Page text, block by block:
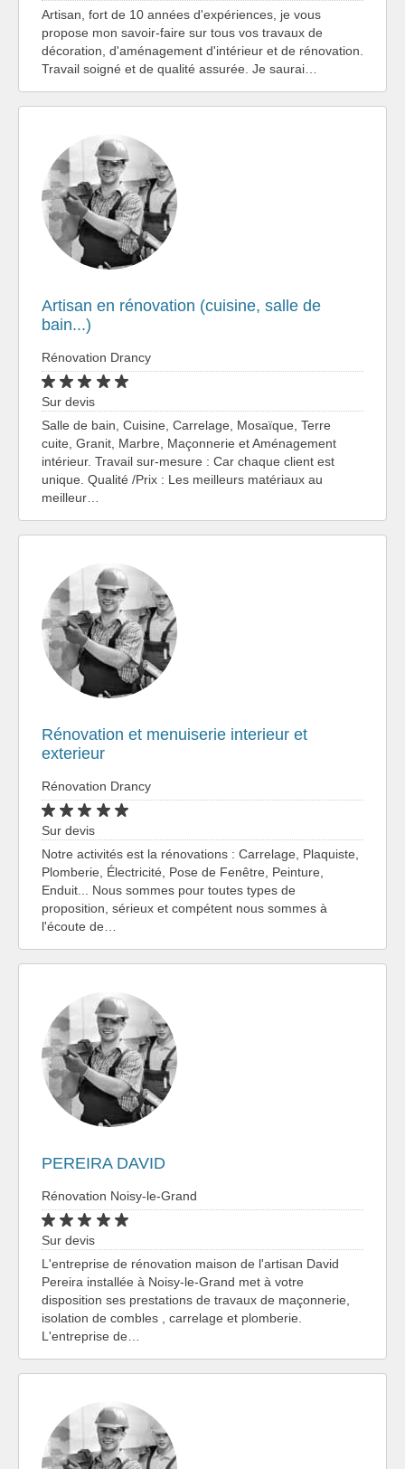
Artisan, fort de 10 années d'expériences, je vous
propose mon savoir-faire sur tous vos travaux de
décoration, d'aménagement d'intérieur et de rénovation.
Travail soigné et de qualité assurée. Je saurai…
Artisan en rénovation (cuisine, salle de
bain...)
Rénovation Drancy
Sur devis
Salle de bain, Cuisine, Carrelage, Mosaïque, Terre
cuite, Granit, Marbre, Maçonnerie et Aménagement
intérieur. Travail sur-mesure : Car chaque client est
unique. Qualité /Prix : Les meilleurs matériaux au
meilleur…
Rénovation et menuiserie interieur et
exterieur
Rénovation Drancy
Sur devis
Notre activités est la rénovations : Carrelage, Plaquiste,
Plomberie, Électricité, Pose de Fenêtre, Peinture,
Enduit... Nous sommes pour toutes types de
proposition, sérieux et compétent nous sommes à
l'écoute de…
PEREIRA DAVID
Rénovation Noisy-le-Grand
Sur devis
L'entreprise de rénovation maison de l'artisan David
Pereira installée à Noisy-le-Grand met à votre
disposition ses prestations de travaux de maçonnerie,
isolation de combles , carrelage et plomberie.
L'entreprise de…